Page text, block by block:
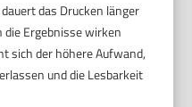
das Drucken länger
die Ergebnisse wirken
sich der höhere Aufwand,
und die Lesbarkeit